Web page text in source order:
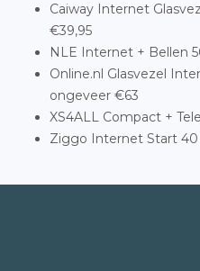
Caiway Internet
€39,95
NLE Internet + Bellen
Online.nl Glasvezel
ongeveer €63
XS4ALL Compact +
Ziggo Internet Start 40